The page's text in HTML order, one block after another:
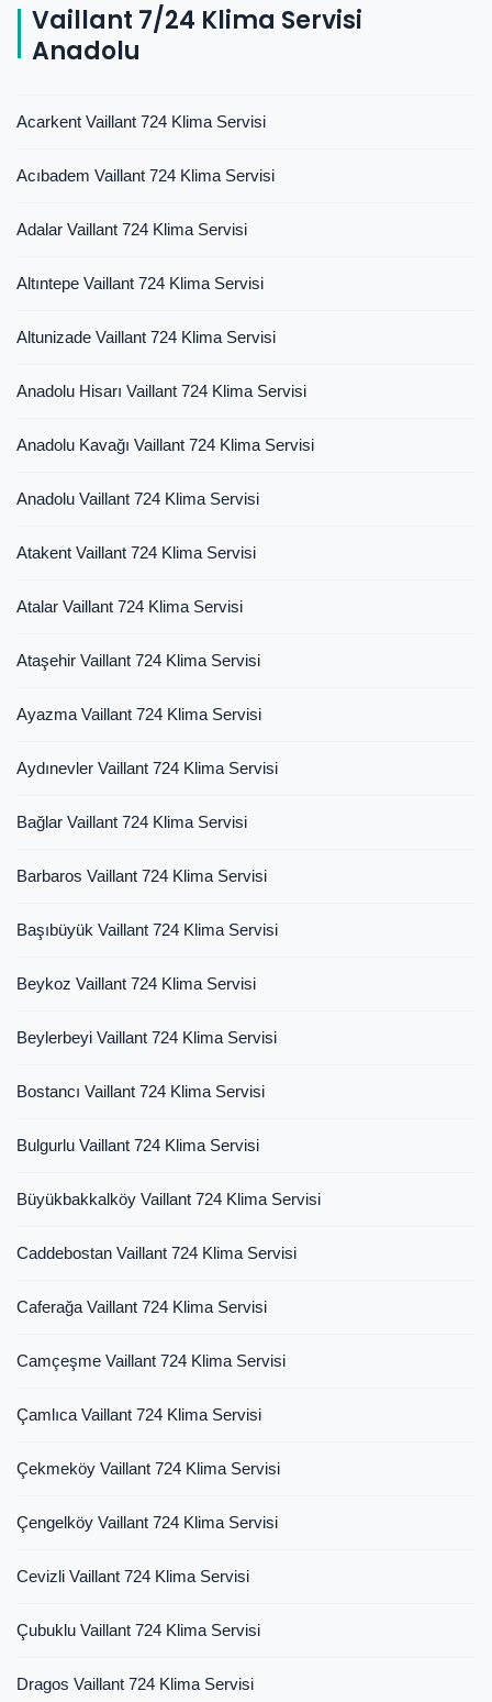
Vaillant 7/24 Klima Servisi
Anadolu
Acarkent Vaillant 724 Klima Servisi
Acıbadem Vaillant 724 Klima Servisi
Adalar Vaillant 724 Klima Servisi
Altıntepe Vaillant 724 Klima Servisi
Altunizade Vaillant 724 Klima Servisi
Anadolu Hisarı Vaillant 724 Klima Servisi
Anadolu Kavağı Vaillant 724 Klima Servisi
Anadolu Vaillant 724 Klima Servisi
Atakent Vaillant 724 Klima Servisi
Atalar Vaillant 724 Klima Servisi
Ataşehir Vaillant 724 Klima Servisi
Ayazma Vaillant 724 Klima Servisi
Aydınevler Vaillant 724 Klima Servisi
Bağlar Vaillant 724 Klima Servisi
Barbaros Vaillant 724 Klima Servisi
Başıbüyük Vaillant 724 Klima Servisi
Beykoz Vaillant 724 Klima Servisi
Beylerbeyi Vaillant 724 Klima Servisi
Bostancı Vaillant 724 Klima Servisi
Bulgurlu Vaillant 724 Klima Servisi
Büyükbakkalköy Vaillant 724 Klima Servisi
Caddebostan Vaillant 724 Klima Servisi
Caferağa Vaillant 724 Klima Servisi
Camçeşme Vaillant 724 Klima Servisi
Çamlıca Vaillant 724 Klima Servisi
Çekmeköy Vaillant 724 Klima Servisi
Çengelköy Vaillant 724 Klima Servisi
Cevizli Vaillant 724 Klima Servisi
Çubuklu Vaillant 724 Klima Servisi
Dragos Vaillant 724 Klima Servisi